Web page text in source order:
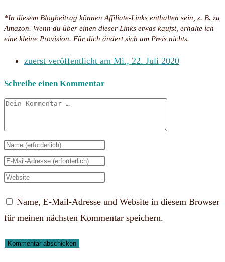
*In diesem Blogbeitrag können Affiliate-Links enthalten sein, z. B. zu
Amazon. Wenn du über einen dieser Links etwas kaufst, erhalte ich
eine kleine Provision. Für dich ändert sich am Preis nichts.
zuerst veröffentlicht am Mi., 22. Juli 2020
Schreibe einen Kommentar
Kommentar
Gib
deinen
Namen
Benutzernamen
zum
Kommentieren
Gib
deine
Mail-
Adresse
zum
Gib
Website-
URL
ein
Name, E-Mail-Adresse und Website in diesem Browser
für meinen nächsten Kommentar speichern.